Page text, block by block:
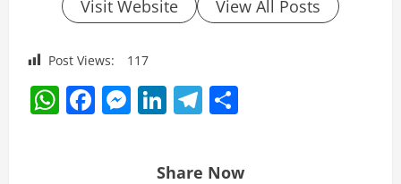
Visit Website View All Posts
Post Views: 117
WhatsApp
Facebook
Messenger
LinkedIn
Telegram
Share Now